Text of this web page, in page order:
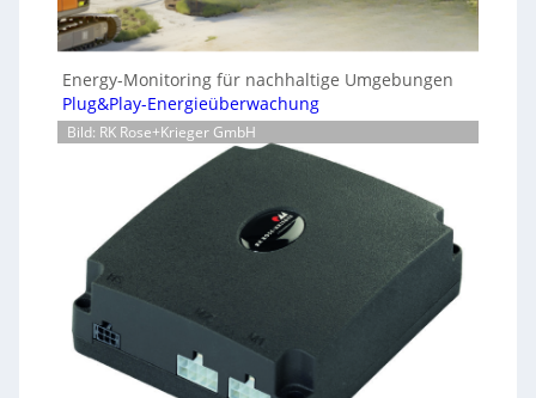
Energy-Monitoring für nachhaltige Umgebungen
Plug&Play-Energieüberwachung
Bild: RK Rose+Krieger GmbH